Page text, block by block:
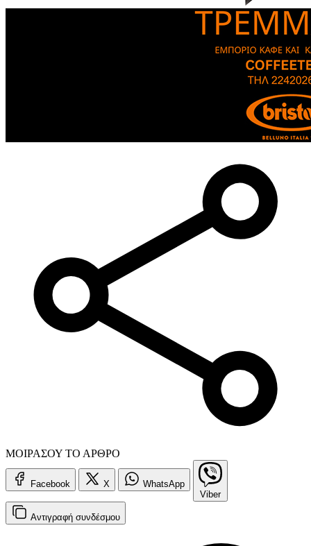
ΜΟΙΡΑΣΟΥ ΤΟ ΑΡΘΡΟ
Facebook X
WhatsApp
Viber
Αντιγραφή συνδέσμου